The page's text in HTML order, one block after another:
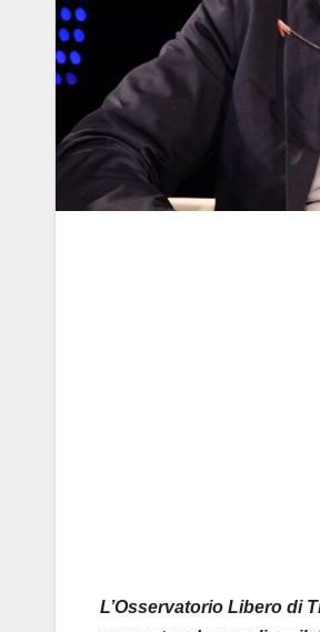
L’Osservatorio Libero di